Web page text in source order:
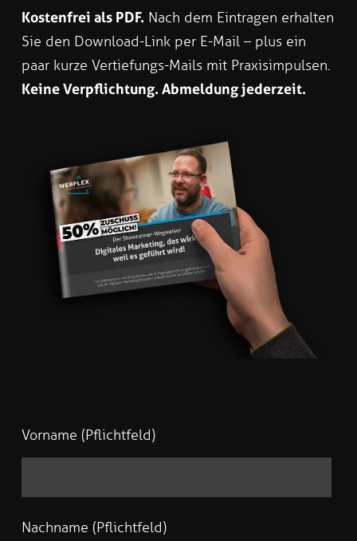
Kostenfrei als PDF. Nach dem Eintragen erhalten
Sie den Download-Link per E-Mail – plus ein
paar kurze Vertiefungs-Mails mit Praxisimpulsen.
Keine Verpflichtung. Abmeldung jederzeit.
Vorname (Pflichtfeld)
Nachname (Pflichtfeld)